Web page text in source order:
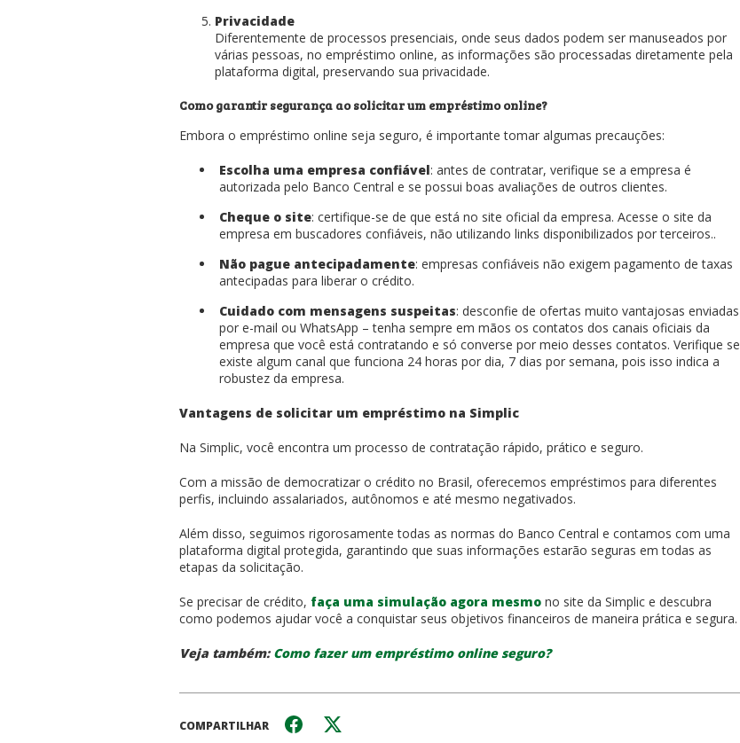
Privacidade
Diferentemente de processos presenciais, onde seus dados podem ser manuseados por
várias pessoas, no empréstimo online, as informações são processadas diretamente pela
plataforma digital, preservando sua privacidade.
Como garantir segurança ao solicitar um empréstimo online?
Embora o empréstimo online seja seguro, é importante tomar algumas precauções:
Escolha uma empresa confiável: antes de contratar, verifique se a empresa é
autorizada pelo Banco Central e se possui boas avaliações de outros clientes.
Cheque o site: certifique-se de que está no site oficial da empresa. Acesse o site da
empresa em buscadores confiáveis, não utilizando links disponibilizados por terceiros..
Não pague antecipadamente: empresas confiáveis não exigem pagamento de taxas
antecipadas para liberar o crédito.
Cuidado com mensagens suspeitas: desconfie de ofertas muito vantajosas enviadas
por e-mail ou WhatsApp – tenha sempre em mãos os contatos dos canais oficiais da
empresa que você está contratando e só converse por meio desses contatos. Verifique se
existe algum canal que funciona 24 horas por dia, 7 dias por semana, pois isso indica a
robustez da empresa.
Vantagens de solicitar um empréstimo na Simplic
Na Simplic, você encontra um processo de contratação rápido, prático e seguro.
Com a missão de democratizar o crédito no Brasil, oferecemos empréstimos para diferentes
perfis, incluindo assalariados, autônomos e até mesmo negativados.
Além disso, seguimos rigorosamente todas as normas do Banco Central e contamos com uma
plataforma digital protegida, garantindo que suas informações estarão seguras em todas as
etapas da solicitação.
Se precisar de crédito, faça uma simulação agora mesmo no site da Simplic e descubra
como podemos ajudar você a conquistar seus objetivos financeiros de maneira prática e segura.
Veja também: Como fazer um empréstimo online seguro?
COMPARTILHAR